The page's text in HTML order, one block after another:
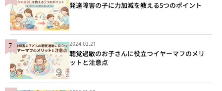
発達障害の子に力加減を教える5つのポイント
2024.02.21
聴覚過敏のお子さんに役立つイヤーマフのメリ
ットと注意点